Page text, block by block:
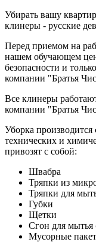
Убирать вашу
клинеры - русские
Перед приемом на
нашем обучающем
безопасности и
компании "Братья
Все клинеры
компании "Братья
Уборка
технических и
привозят с собой:
Швабра
Тряпки из
Тряпки для
Губки
Щетки
Сгон для мытья
Мусорные